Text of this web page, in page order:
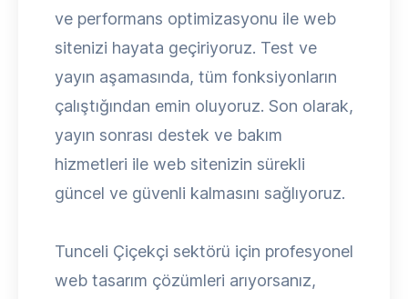
ve performans optimizasyonu ile web
sitenizi hayata geçiriyoruz. Test ve
yayın aşamasında, tüm fonksiyonların
çalıştığından emin oluyoruz. Son olarak,
yayın sonrası destek ve bakım
hizmetleri ile web sitenizin sürekli
güncel ve güvenli kalmasını sağlıyoruz.
Tunceli Çiçekçi sektörü için profesyonel
web tasarım çözümleri arıyorsanız,